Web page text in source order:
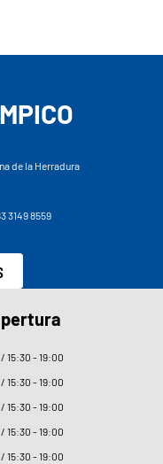
de la Herradura
3149 8559
15:30 - 19:00
15:30 - 19:00
15:30 - 19:00
15:30 - 19:00
15:30 - 19:00